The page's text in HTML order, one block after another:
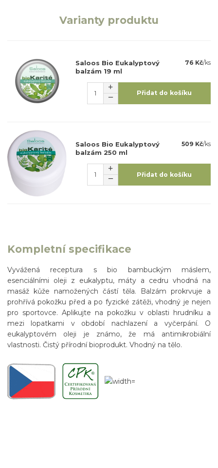
Varianty produktu
Saloos Bio Eukalyptový
balzám 19 ml
76 Kč/ks
Přidat do košíku
Saloos Bio Eukalyptový
balzám 250 ml
509 Kč/ks
Přidat do košíku
Kompletní specifikace
Vyvážená receptura s bio bambuckým máslem,
esenciálními oleji z eukalyptu, máty a cedru vhodná na
masáž kůže namožených částí těla. Balzám prokrvuje a
prohřívá pokožku před a po fyzické zátěži, vhodný je nejen
pro sportovce. Aplikujte na pokožku v oblasti hrudníku a
mezi lopatkami v období nachlazení a vyčerpání. O
eukalyptovém oleji je známo, že má antimikrobiální
vlastnosti. Čistý přírodní bioprodukt. Vhodný na tělo.